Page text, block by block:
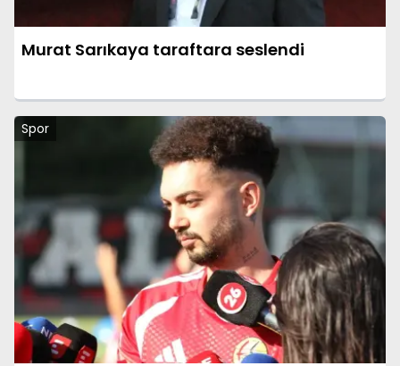
Murat Sarıkaya taraftara seslendi
Spor